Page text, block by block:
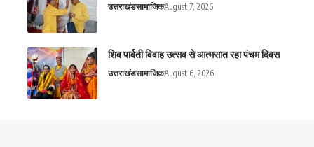
उत्तराखंडसामाजिकAugust 7, 2026
शिव पार्वती विवाह उत्सव से आत्मसात रहा पंचम दिवस
उत्तराखंडसामाजिकAugust 6, 2026